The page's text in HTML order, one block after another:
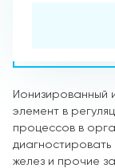
Ионизированный
элемент в
процессов в
желез и прочие